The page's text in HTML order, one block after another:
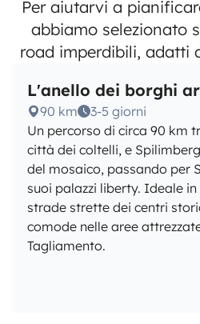
Per aiutarvi a
abbiamo selezionato
road imperdibili, adatti
L'anello dei borghi
90 km
3-5 giorni
Un percorso di circa 90 km
città dei coltelli, e
del mosaico, passando per
suoi palazzi liberty. Ideale
strade strette dei centri
comode nelle aree
Tagliamento.